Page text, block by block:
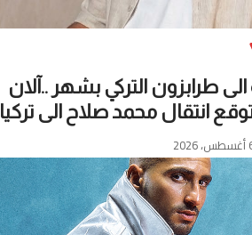
الى طرابزون التركي بشهر ..آلان
انتقال محمد صلاح الى تركيا